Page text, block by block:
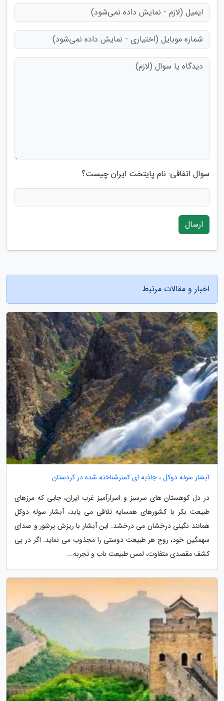
سوال اتفاقی: نام پایتخت ایران چیست؟
ارسال
اخبار و مقالات مرتبط
آبشار سوله دوکل ، جاذبه ای کمترشناخته شده در کردستان
در دل کوهستان های سرسبز و اسرارآمیز غرب ایران، جایی که مرزهای
طبیعت بکر با کشورهای همسایه تلاقی می یابد، آبشار سوله دوکل
همانند نگینی درخشان می درخشد. این آبشار با ریزش پرشور و صدای
سهمگین خود، روح هر طبیعت دوستی را مجذوب می نماید. اگر در پی
کشف مقصدی متفاوت، لمس طبیعت ناب و تجربه...